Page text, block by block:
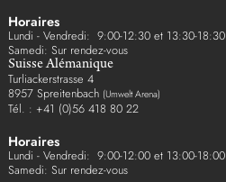
Horaires
Lundi - Vendredi: 9:00-12:30 et 13:30-18:30
Samedi: Sur rendez-vous
Suisse Alémanique
Turliackerstrasse 4
8957 Spreitenbach (Umwelt Arena)
Tél. : +41 (0)56 418 80 22
Horaires
Lundi - Vendredi: 9:00-12:00 et 13:00-18:00
Samedi: Sur rendez-vous